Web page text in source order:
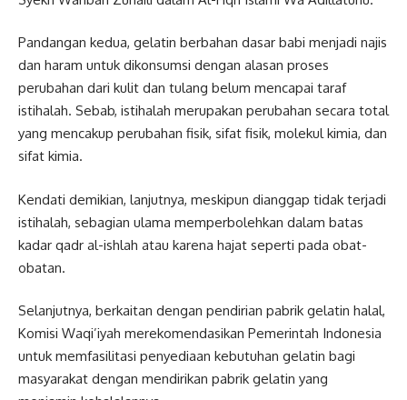
Pandangan kedua, gelatin berbahan dasar babi menjadi najis
dan haram untuk dikonsumsi dengan alasan proses
perubahan dari kulit dan tulang belum mencapai taraf
istihalah. Sebab, istihalah merupakan perubahan secara total
yang mencakup perubahan fisik, sifat fisik, molekul kimia, dan
sifat kimia.
Kendati demikian, lanjutnya, meskipun dianggap tidak terjadi
istihalah, sebagian ulama memperbolehkan dalam batas
kadar qadr al-ishlah atau karena hajat seperti pada obat-
obatan.
Selanjutnya, berkaitan dengan pendirian pabrik gelatin halal,
Komisi Waqi’iyah merekomendasikan Pemerintah Indonesia
untuk memfasilitasi penyediaan kebutuhan gelatin bagi
masyarakat dengan mendirikan pabrik gelatin yang